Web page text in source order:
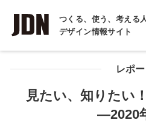
つくる、使う、考える
デザイン情報サイト
INTERVIEW
インタビュー
REPORT レポー
見たい、知りたい
―2020